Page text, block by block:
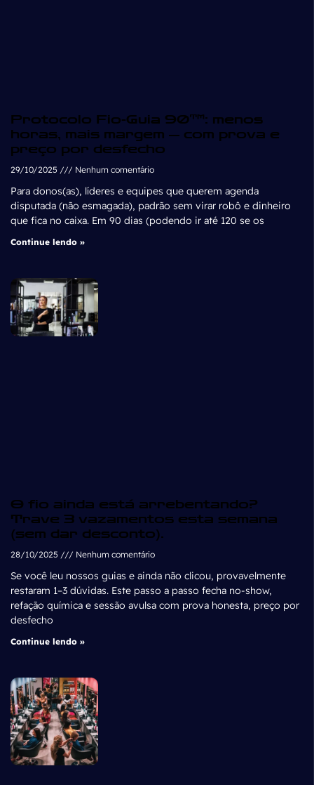
Protocolo Fio-Guia 90™: menos
horas, mais margem — com prova e
preço por desfecho
29/10/2025 Nenhum comentário
Para donos(as), líderes e equipes que querem agenda
disputada (não esmagada), padrão sem virar robô e dinheiro
que fica no caixa. Em 90 dias (podendo ir até 120 se os
Continue lendo »
O fio ainda está arrebentando?
Trave 3 vazamentos esta semana
(sem dar desconto).
28/10/2025 Nenhum comentário
Se você leu nossos guias e ainda não clicou, provavelmente
restaram 1–3 dúvidas. Este passo a passo fecha no-show,
refação química e sessão avulsa com prova honesta, preço por
desfecho
Continue lendo »